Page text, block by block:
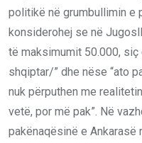
politikë në grumbullimin e
konsiderohej se në
të maksimumit 50.000,
shqiptar/” dhe nëse “ato
nuk përputhen me
vetë, por më pak”. Në
pakënaqësinë e Ankarasë